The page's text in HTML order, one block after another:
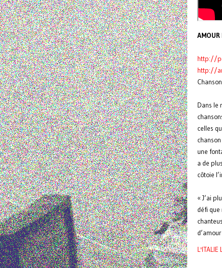
AMOUR
http://
http://
Dans le
celles
une
a de
côtoie
« J’ai
défi
L'ITALIE